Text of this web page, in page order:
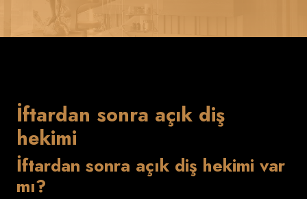
İftardan sonra açık diş
hekimi
İftardan sonra açık diş hekimi var
mı?